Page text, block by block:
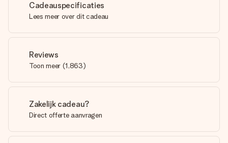
Cadeauspecificaties
Lees meer over dit cadeau
Reviews
Toon meer (1,863)
Zakelijk cadeau?
Direct offerte aanvragen